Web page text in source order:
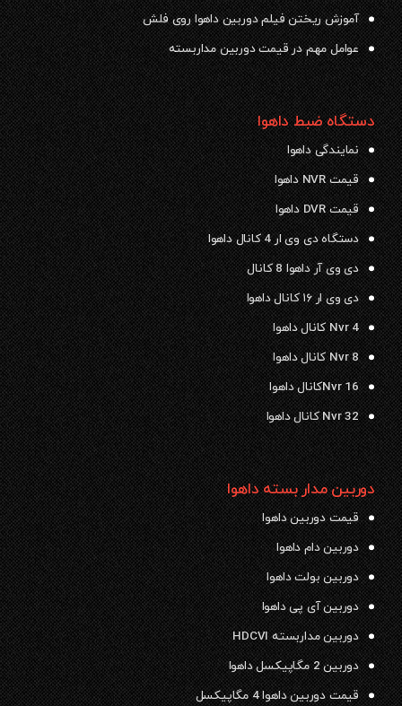
آموزش ریختن فیلم دوربین داهوا روی فلش
عوامل مهم در قیمت دوربین مداربسته
دستگاه ضبط داهوا
نمایندگی داهوا
قیمت NVR داهوا
قیمت DVR داهوا
دستگاه دی وی ار 4 کانال داهوا
دی وی آر داهوا 8 کانال
دی وی ار ۱۶ کانال داهوا
Nvr 4 کانال داهوا
Nvr 8 کانال داهوا
Nvr 16کانال داهوا
Nvr 32 کانال داهوا
دوربین مدار بسته داهوا
قیمت دوربین داهوا
دوربین دام داهوا
دوربین بولت داهوا
دوربین آی پی داهوا
دوربین مداربسته HDCVI
دوربین 2 مگاپیکسل داهوا
قیمت دوربین داهوا 4 مگاپیکسل